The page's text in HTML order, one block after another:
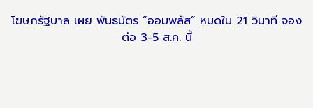
โฆษกรัฐบาล เผย พันธบัตร “ออมพลัส” หมดใน 21 วินาที จอง
ต่อ 3-5 ส.ค. นี้